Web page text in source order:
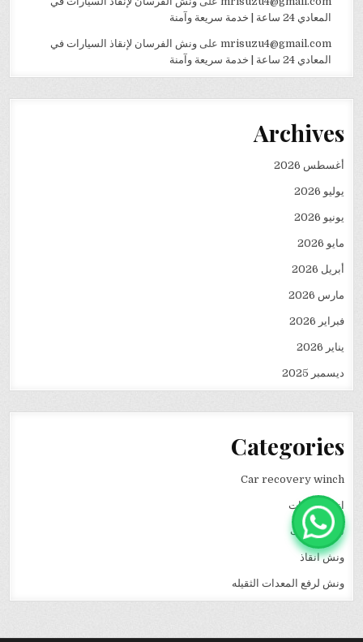
المعادي 24 ساعة | خدمة سريعة وآمنة
mrisuzu4@gmail.comعلى ونش الفرسان لإنقاذ السيارات في
المعادي 24 ساعة | خدمة سريعة وآمنة
Archives
أغسطس 2026
يوليو 2026
يونيو 2026
مايو 2026
أبريل 2026
مارس 2026
فبراير 2026
يناير 2026
ديسمبر 2025
Categories
Car recovery winch
انقاذ سيارات
نقل كرفانات
ونش انقاذ
ونش لرفع المعدات الثقيله